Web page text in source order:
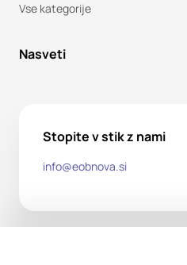
Vse kategorije
Nasveti
Stopite v stik z nami
info@eobnova.si